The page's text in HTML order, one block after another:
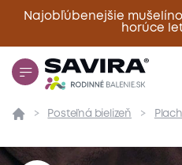
Najobľúbenejšie
horúce
Prehľad Parametre
Posteľná bielizeň